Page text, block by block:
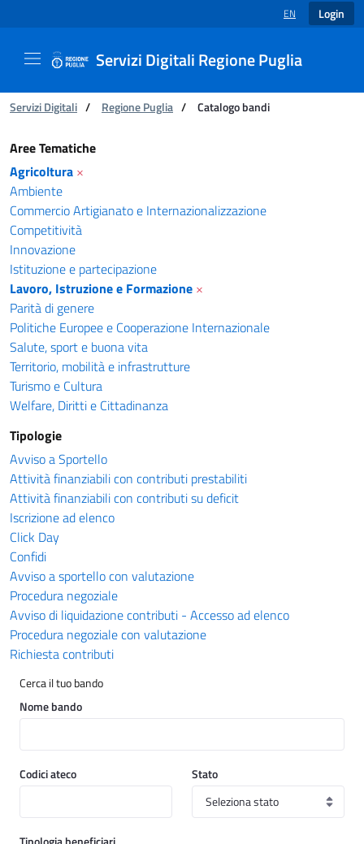
LANGUAGE
EN Login
Servizi Digitali Regione Puglia
You are:
Servizi Digitali / Regione Puglia / Catalogo bandi
Catalogo bandi - Servizi Digitali Regione
Aree Tematiche
Agricoltura ×
Ambiente
Commercio Artigianato e Internazionalizzazione
Competitività
Innovazione
Istituzione e partecipazione
Lavoro, Istruzione e Formazione ×
Parità di genere
Politiche Europee e Cooperazione Internazionale
Salute, sport e buona vita
Territorio, mobilità e infrastrutture
Turismo e Cultura
Welfare, Diritti e Cittadinanza
Tipologie
Avviso a Sportello
Attività finanziabili con contributi prestabiliti
Attività finanziabili con contributi su deficit
Iscrizione ad elenco
Click Day
Confidi
Avviso a sportello con valutazione
Procedura negoziale
Avviso di liquidazione contributi - Accesso ad elenco
Procedura negoziale con valutazione
Richiesta contributi
Cerca il tuo bando
Nome bando
Codici ateco Stato